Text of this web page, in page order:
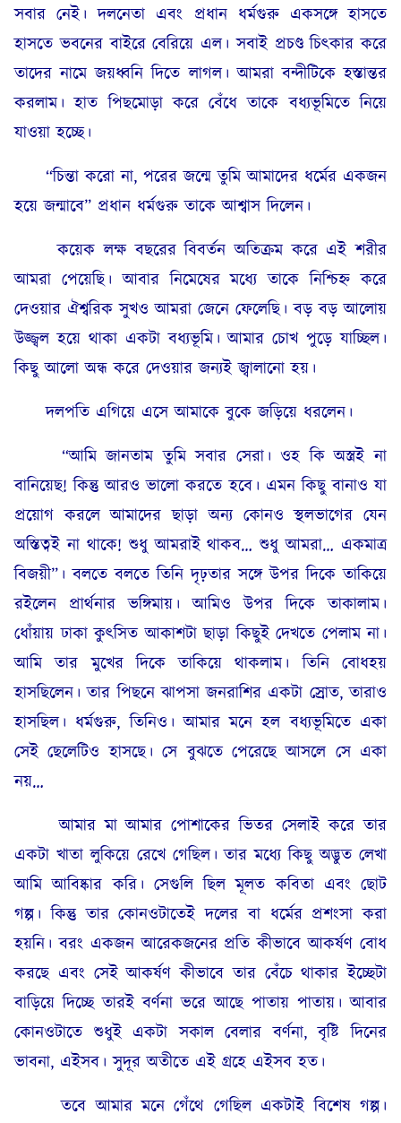
সবার নেই। দলনেতা এবং প্রধান ধর্মগুরু একসঙ্গে হাসতে
হাসতে ভবনের বাইরে বেরিয়ে এল। সবাই প্রচণ্ড চিৎকার করে
তাদের নামে জয়ধ্বনি দিতে লাগল। আমরা বন্দীটিকে হস্তান্তর
করলাম। হাত পিছমোড়া করে বেঁধে তাকে বধ্যভূমিতে নিয়ে
যাওয়া হচ্ছে।
“চিন্তা করো না, পরের জন্মে তুমি আমাদের ধর্মের একজন
হয়ে জন্মাবে” প্রধান ধর্মগুরু তাকে আশ্বাস দিলেন।
কয়েক লক্ষ বছরের বিবর্তন অতিক্রম করে এই শরীর
আমরা পেয়েছি। আবার নিমেষের মধ্যে তাকে নিশ্চিহ্ন করে
দেওয়ার ঐশ্বরিক সুখও আমরা জেনে ফেলেছি। বড় বড় আলোয়
উজ্জ্বল হয়ে থাকা একটা বধ্যভূমি। আমার চোখ পুড়ে যাচ্ছিল।
কিছু আলো অন্ধ করে দেওয়ার জন্যই জ্বালানো হয়।
দলপতি এগিয়ে এসে আমাকে বুকে জড়িয়ে ধরলেন।
“আমি জানতাম তুমি সবার সেরা। ওহ কি অস্ত্রই না
বানিয়েছ! কিন্তু আরও ভালো করতে হবে। এমন কিছু বানাও যা
প্রয়োগ করলে আমাদের ছাড়া অন্য কোনও স্থলভাগের যেন
অস্তিত্বই না থাকে! শুধু আমরাই থাকব… শুধু আমরা… একমাত্র
বিজয়ী”। বলতে বলতে তিনি দৃঢ়তার সঙ্গে উপর দিকে তাকিয়ে
রইলেন প্রার্থনার ভঙ্গিমায়। আমিও উপর দিকে তাকালাম।
ধোঁয়ায় ঢাকা কুৎসিত আকাশটা ছাড়া কিছুই দেখতে পেলাম না।
আমি তার মুখের দিকে তাকিয়ে থাকলাম। তিনি বোধহয়
হাসছিলেন। তার পিছনে ঝাপসা জনরাশির একটা স্রোত, তারাও
হাসছিল। ধর্মগুরু, তিনিও। আমার মনে হল বধ্যভূমিতে একা
সেই ছেলেটিও হাসছে। সে বুঝতে পেরেছে আসলে সে একা
নয়…
আমার মা আমার পোশাকের ভিতর সেলাই করে তার
একটা খাতা লুকিয়ে রেখে গেছিল। তার মধ্যে কিছু অদ্ভুত লেখা
আমি আবিষ্কার করি। সেগুলি ছিল মূলত কবিতা এবং ছোট
গল্প। কিন্তু তার কোনওটাতেই দলের বা ধর্মের প্রশংসা করা
হয়নি। বরং একজন আরেকজনের প্রতি কীভাবে আকর্ষণ বোধ
করছে এবং সেই আকর্ষণ কীভাবে তার বেঁচে থাকার ইচ্ছেটা
বাড়িয়ে দিচ্ছে তারই বর্ণনা ভরে আছে পাতায় পাতায়। আবার
কোনওটাতে শুধুই একটা সকাল বেলার বর্ণনা, বৃষ্টি দিনের
ভাবনা, এইসব। সুদূর অতীতে এই গ্রহে এইসব হত।
তবে আমার মনে গেঁথে গেছিল একটাই বিশেষ গল্প।